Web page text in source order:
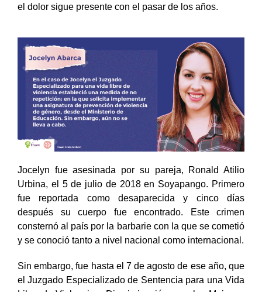
el dolor sigue presente con el pasar de los años.
Jocelyn fue asesinada por su pareja, Ronald Atilio
Urbina, el 5 de julio de 2018 en Soyapango. Primero
fue reportada como desaparecida y cinco días
después su cuerpo fue encontrado. Este crimen
consternó al país por la barbarie con la que se cometió
y se conoció tanto a nivel nacional como internacional.
Sin embargo, fue hasta el 7 de agosto de ese año, que
el Juzgado Especializado de Sentencia para una Vida